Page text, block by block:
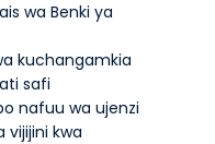
wa Benki ya
kuchangamkia
safi
nafuu wa ujenzi
kwa